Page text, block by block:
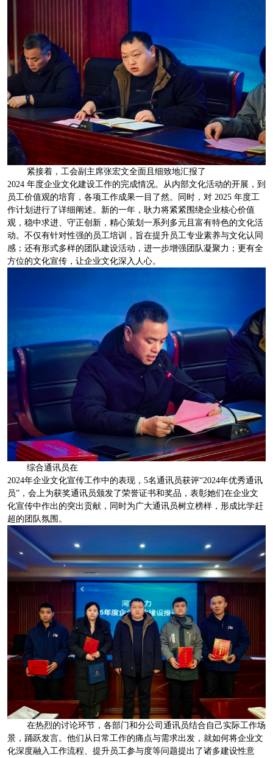
紧接着，工会副主席张宏文全面且细致地汇报了
2024 年度企业文化建设工作的完成情况。从内部文化活动的开展，到
员工价值观的培育，各项工作成果一目了然。同时，对 2025 年度工
作计划进行了详细阐述。新的一年，耿力将紧紧围绕企业核心价值
观，稳中求进、守正创新，精心策划一系列多元且富有特色的文化活
动。不仅有针对性强的员工培训，旨在提升员工专业素养与文化认同
感；还有形式多样的团队建设活动，进一步增强团队凝聚力；更有全
方位的文化宣传，让企业文化深入人心。
综合通讯员在
2024年企业文化宣传工作中的表现，5名通讯员获评“2024年优秀通讯
员”，会上为获奖通讯员颁发了荣誉证书和奖品，表彰她们在企业文
化宣传中作出的突出贡献，同时为广大通讯员树立榜样，形成比学赶
超的团队氛围。
在热烈的讨论环节，各部门和分公司通讯员结合自己实际工作场
景，踊跃发言。他们从日常工作的痛点与需求出发，就如何将企业文
化深度融入工作流程、提升员工参与度等问题提出了诸多建设性意